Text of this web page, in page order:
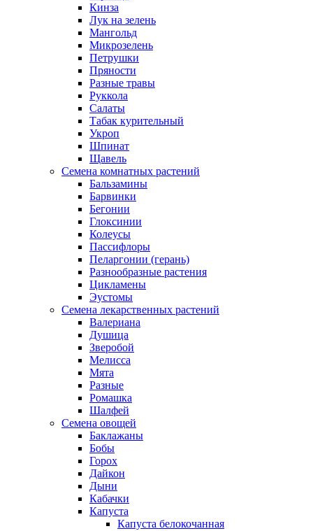
Кинза
Лук на зелень
Мангольд
Микрозелень
Петрушки
Пряности
Разные травы
Руккола
Салаты
Табак курительный
Укроп
Шпинат
Щавель
Семена комнатных растений
Бальзамины
Барвинки
Бегонии
Глоксинии
Колеусы
Пассифлоры
Пеларгонии (герань)
Разнообразные растения
Цикламены
Эустомы
Семена лекарственных растений
Валериана
Душица
Зверобой
Мелисса
Мята
Разные
Ромашка
Шалфей
Семена овощей
Баклажаны
Бобы
Горох
Дайкон
Дыни
Кабачки
Капуста
Капуста белокочанная